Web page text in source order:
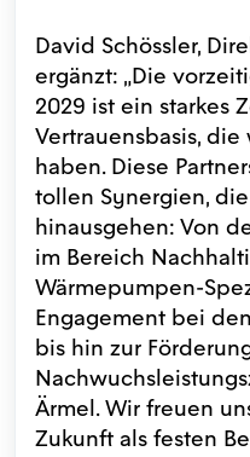
David Schössler,
ergänzt: „Die
2029 ist ein starkes
Vertrauensbasis,
haben. Diese
tollen Synergien,
hinausgehen: Von
im Bereich
Wärmepumpen-
Engagement bei
bis hin zur
Ärmel. Wir freuen
Zukunft als festen